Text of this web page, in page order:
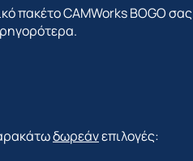
πακέτο CAMWorks BOGO σας
δωρεάνεπιλογές: